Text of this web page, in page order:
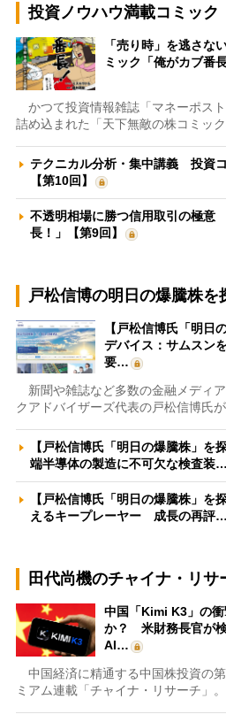
投資ノウハウ満載コミック
「売り時」を逃さ
ミック「俺がカブ番
かつて投資情報雑誌「マネーポス
詰め込まれた「天下無敵の株コミッ
テクニカル分析・集中講義 投資
【第10回】
不透明相場に勝つ信用取引の極
長！」【第9回】
戸松信博の明日の爆騰株を
【戸松信博氏「明日
デバイス：サムスン
要…
新聞や雑誌など多数の金融メディ
クアドバイザーズ代表の戸松信博氏
【戸松信博氏「明日の爆騰株」を
端半導体の製造に不可欠な検査装…
【戸松信博氏「明日の爆騰株」を
えるキープレーヤー 成長の再評…
田代尚機のチャイナ・リサ
中国「Kimi K3」の
か？ 米財務長官が
AI…
中国経済に精通する中国株投資の
ミアム連載「チャイナ・リサーチ」